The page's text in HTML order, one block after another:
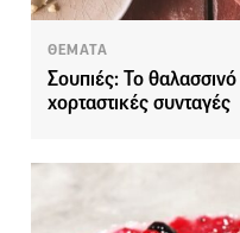
ΘΕΜΑΤΑ
Σουπιές: Το
χορταστικές συνταγές